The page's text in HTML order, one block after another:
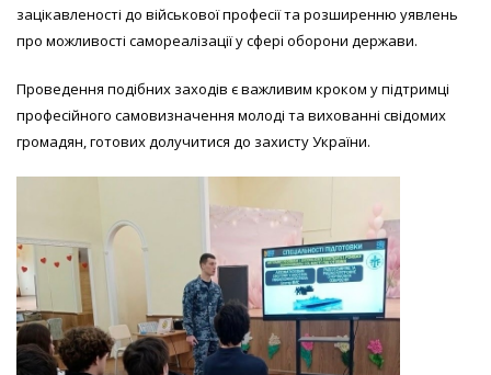
зацікавленості до військової професії та розширенню уявлень
про можливості самореалізації у сфері оборони держави.
Проведення подібних заходів є важливим кроком у підтримці
професійного самовизначення молоді та вихованні свідомих
громадян, готових долучитися до захисту України.